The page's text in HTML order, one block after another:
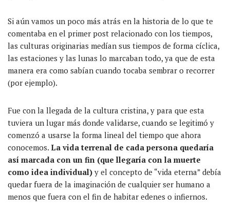
Si aún vamos un poco más atrás en la historia de lo que te
comentaba en el primer post relacionado con los tiempos,
las culturas originarias medían sus tiempos de forma cíclica,
las estaciones y las lunas lo marcaban todo, ya que de esta
manera era como sabían cuando tocaba sembrar o recorrer
(por ejemplo).
Fue con la llegada de la cultura cristina, y para que esta
tuviera un lugar más donde validarse, cuando se legitimó y
comenzó a usarse la forma lineal del tiempo que ahora
conocemos. La vida terrenal de cada persona quedaría
así marcada con un fin (que llegaría con la muerte
como idea individual) y el concepto de “vida eterna” debía
quedar fuera de la imaginación de cualquier ser humano a
menos que fuera con el fin de habitar edenes o infiernos.